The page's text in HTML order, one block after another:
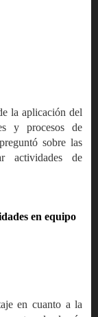
la aplicación del
y procesos de
sobre las
actividades de
en equipo
en cuanto a la